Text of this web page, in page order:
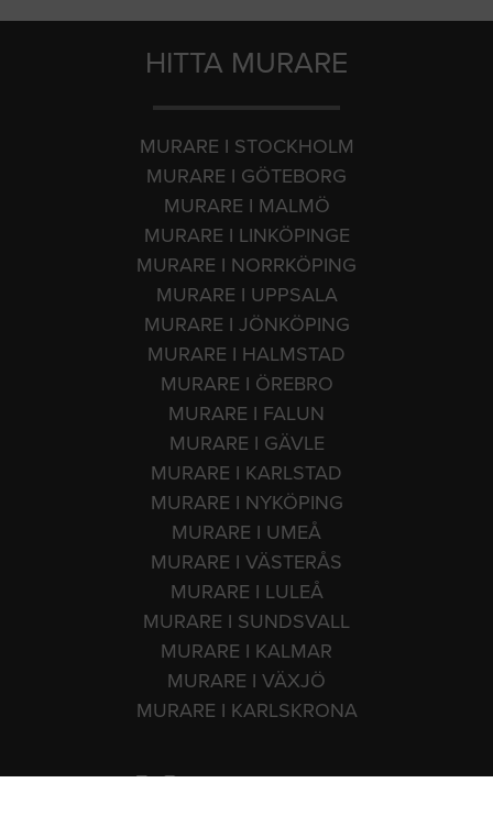
HITTA MURARE
MURARE I STOCKHOLM
MURARE I GÖTEBORG
MURARE I MALMÖ
MURARE I LINKÖPINGE
MURARE I NORRKÖPING
MURARE I UPPSALA
MURARE I JÖNKÖPING
MURARE I HALMSTAD
MURARE I ÖREBRO
MURARE I FALUN
MURARE I GÄVLE
MURARE I KARLSTAD
MURARE I NYKÖPING
MURARE I UMEÅ
MURARE I VÄSTERÅS
MURARE I LULEÅ
MURARE I SUNDSVALL
MURARE I KALMAR
MURARE I VÄXJÖ
MURARE I KARLSKRONA